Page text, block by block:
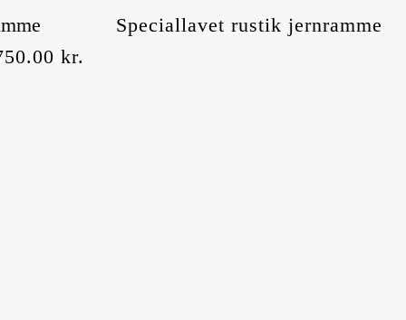
Speciallavet rustik jernramme
kr.